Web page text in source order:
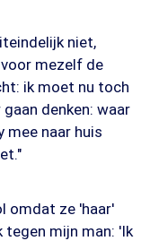
niet,
mezelf de
ik moet nu toch
denken: waar
mee naar huis
omdat ze 'haar'
tegen mijn man: 'Ik